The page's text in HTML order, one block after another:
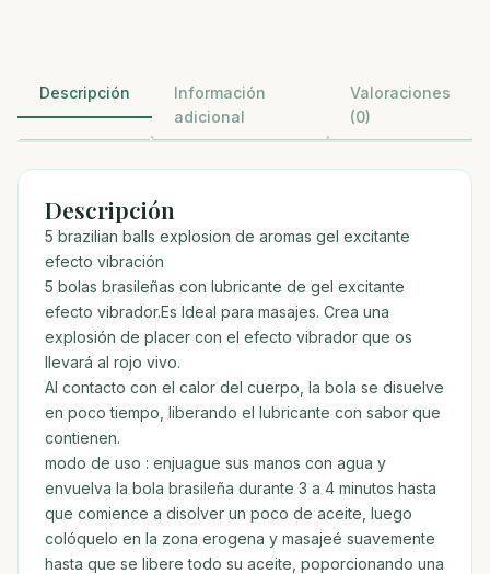
efecto
Descripción
Información
adicional
Valoraciones
(0)
Descripción
5 brazilian balls explosion de aromas gel excitante
efecto vibración
5 bolas brasileñas con lubricante de gel excitante
efecto vibrador.Es Ideal para masajes. Crea una
explosión de placer con el efecto vibrador que os
llevará al rojo vivo.
Al contacto con el calor del cuerpo, la bola se disuelve
en poco tiempo, liberando el lubricante con sabor que
contienen.
modo de uso : enjuague sus manos con agua y
envuelva la bola brasileña durante 3 a 4 minutos hasta
que comience a disolver un poco de aceite, luego
colóquelo en la zona erogena y masajeé suavemente
hasta que se libere todo su aceite, poporcionando una